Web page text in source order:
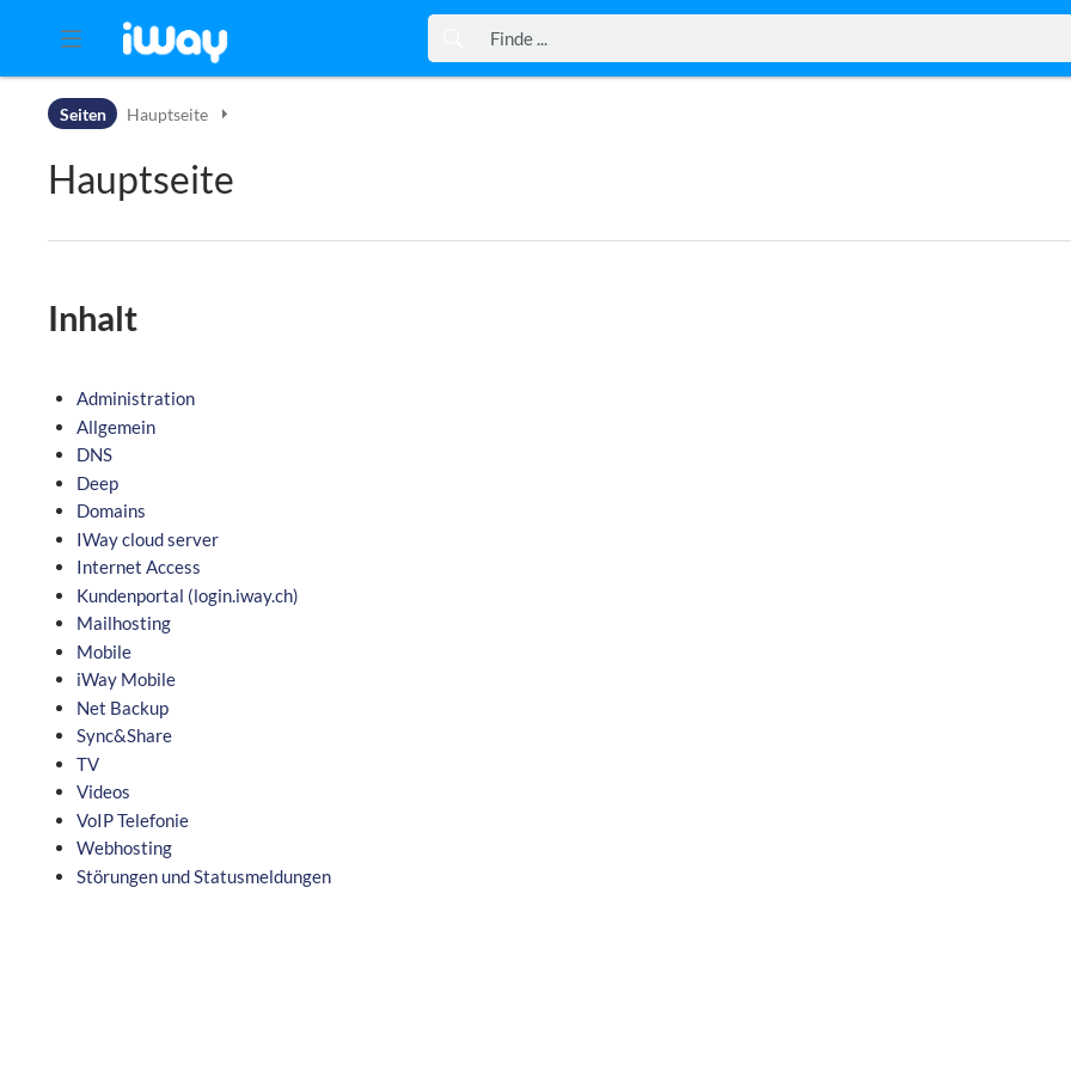
Zur Hauptnavigation
Zum Arbeitsbereich
Seiten Hauptseite
Hauptseite
Inhalt
Administration
Allgemein
DNS
Deep
Domains
IWay cloud server
Internet Access
Kundenportal (login.iway.ch)
Mailhosting
Mobile
iWay Mobile
Net Backup
Sync&Share
TV
Videos
VoIP Telefonie
Webhosting
Störungen und Statusmeldungen